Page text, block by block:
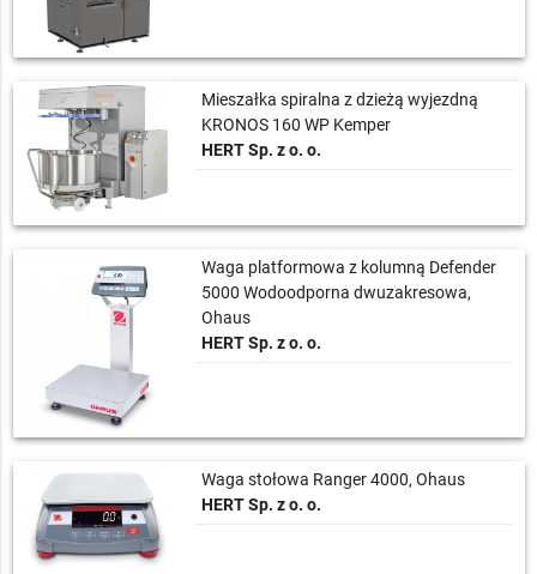
Mieszałka spiralna z dzieżą wyjezdną
KRONOS 160 WP Kemper
HERT Sp. z o. o.
Waga platformowa z kolumną Defender
5000 Wodoodporna dwuzakresowa,
Ohaus
HERT Sp. z o. o.
Waga stołowa Ranger 4000, Ohaus
HERT Sp. z o. o.